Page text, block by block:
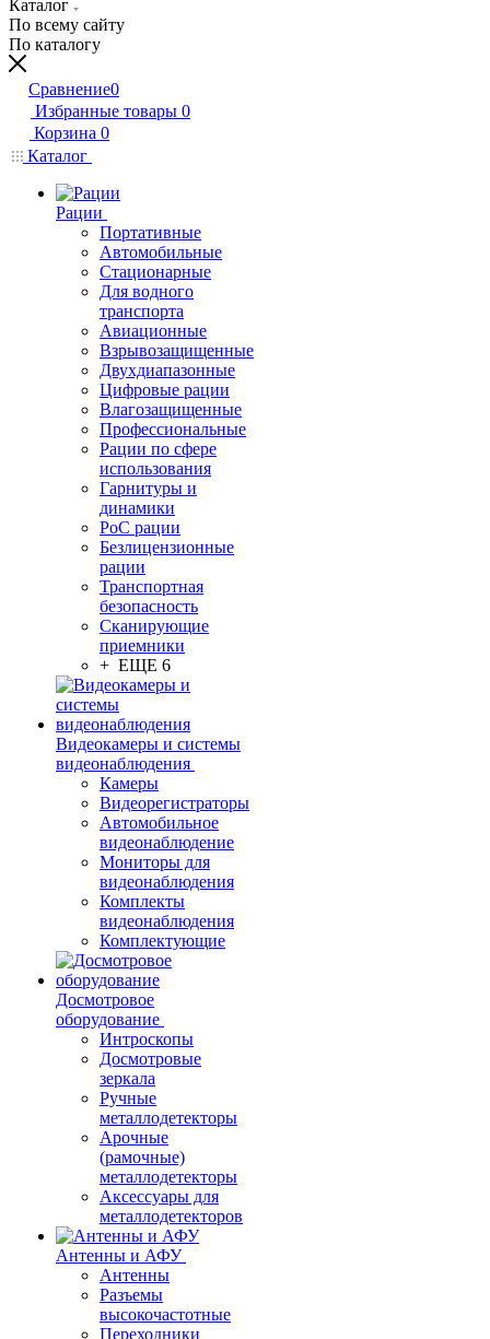
Каталог
По всему сайту
По каталогу
Сравнение0
Избранные товары 0
Корзина 0
Каталог
Рации
Портативные
Автомобильные
Стационарные
Для водного
транспорта
Авиационные
Взрывозащищенные
Двухдиапазонные
Цифровые рации
Влагозащищенные
Профессиональные
Рации по сфере
использования
Гарнитуры и
динамики
PoC рации
Безлицензионные
рации
Транспортная
безопасность
Сканирующие
приемники
+ ЕЩЕ 6
Видеокамеры и системы
видеонаблюдения
Камеры
Видеорегистраторы
Автомобильное
видеонаблюдение
Мониторы для
видеонаблюдения
Комплекты
видеонаблюдения
Комплектующие
Досмотровое
оборудование
Интроскопы
Досмотровые
зеркала
Ручные
металлодетекторы
Арочные
(рамочные)
металлодетекторы
Аксессуары для
металлодетекторов
Антенны и АФУ
Антенны
Разъемы
высокочастотные
Переходники